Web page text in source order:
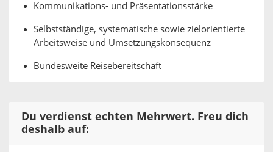
Kommunikations- und Präsentationsstärke
Selbstständige, systematische sowie zielorientierte
Arbeitsweise und Umsetzungskonsequenz
Bundesweite Reisebereitschaft
Du verdienst echten Mehrwert. Freu dich
deshalb auf: